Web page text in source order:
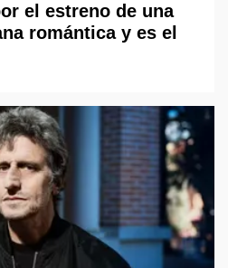
el estreno de una
romántica y es el